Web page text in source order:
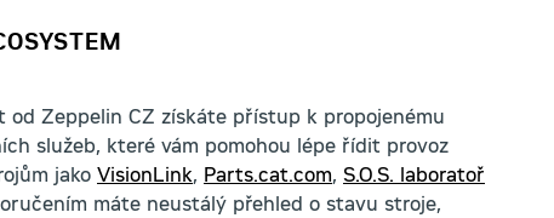
od Zeppelin CZ získáte přístup k propojenému
služeb, které vám pomohou lépe řídit provoz
jako VisionLink, Parts.cat.com, S.O.S. laboratoř
máte neustálý přehled o stavu stroje,